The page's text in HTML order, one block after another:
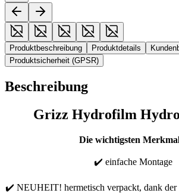
Produktbeschreibung Produktdetails
Produktsicherheit (GPSR)
Beschreibung
Grizz Hydrofilm
Die wichtigsten
✔️ einfache Montage
✔️ NEUHEIT! hermetisch verpackt, dank der